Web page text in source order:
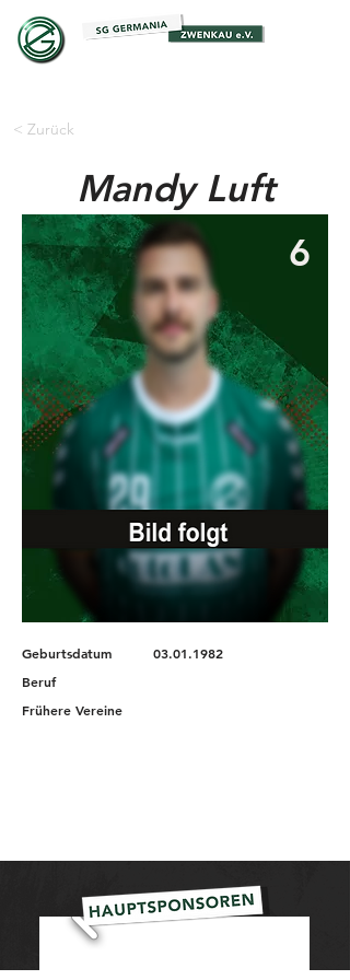
< Zurück
Mandy Luft
6
Geburtsdatum
Beruf
Frühere Vereine
03.01.1982